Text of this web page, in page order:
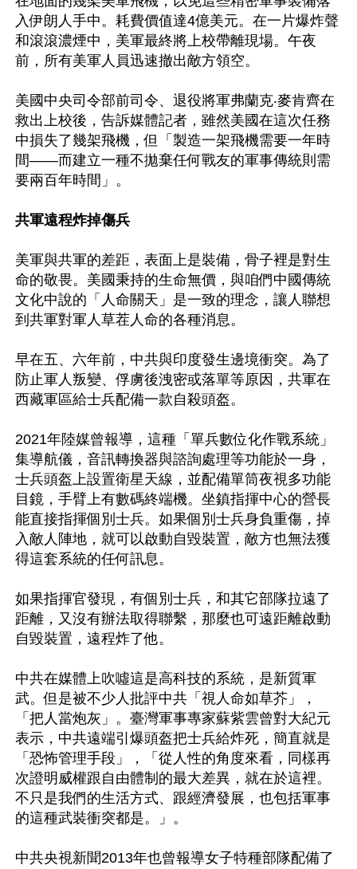
入伊朗人手中。耗費價值達4億美元。在一片爆炸聲
和滾滾濃煙中，美軍最終將上校帶離現場。午夜
前，所有美軍人員迅速撤出敵方領空。
美國中央司令部前司令、退役將軍弗蘭克‧麥肯齊在
救出上校後，告訴媒體記者，雖然美國在這次任務
中損失了幾架飛機，但「製造一架飛機需要一年時
間——而建立一種不拋棄任何戰友的軍事傳統則需
要兩百年時間」。
共軍遠程炸掉傷兵
美軍與共軍的差距，表面上是裝備，骨子裡是對生
命的敬畏。美國秉持的生命無價，與咱們中國傳統
文化中說的「人命關天」是一致的理念，讓人聯想
到共軍對軍人草茬人命的各種消息。
早在五、六年前，中共與印度發生邊境衝突。為了
防止軍人叛變、俘虜後洩密或落單等原因，共軍在
西藏軍區給士兵配備一款自殺頭盔。
2021年陸媒曾報導，這種「單兵數位化作戰系統」
集導航儀，音訊轉換器與諮詢處理等功能於一身，
士兵頭盔上設置衛星天線，並配備單筒夜視多功能
目鏡，手臂上有數碼終端機。坐鎮指揮中心的營長
能直接指揮個別士兵。如果個別士兵身負重傷，掉
入敵人陣地，就可以啟動自毀裝置，敵方也無法獲
得這套系統的任何訊息。
如果指揮官發現，有個別士兵，和其它部隊拉遠了
距離，又沒有辦法取得聯繫，那麼也可遠距離啟動
自毀裝置，遠程炸了他。
中共在媒體上吹噓這是高科技的系統，是新質軍
武。但是被不少人批評中共「視人命如草芥」，
「把人當炮灰」。臺灣軍事專家蘇紫雲曾對大紀元
表示，中共遠端引爆頭盔把士兵給炸死，簡直就是
「恐怖管理手段」，「從人性的角度來看，同樣再
次證明威權跟自由體制的最大差異，就在於這裡。
不只是我們的生活方式、跟經濟發展，也包括軍事
的這種武裝衝突都是。」。
中共央視新聞2013年也曾報導女子特種部隊配備了